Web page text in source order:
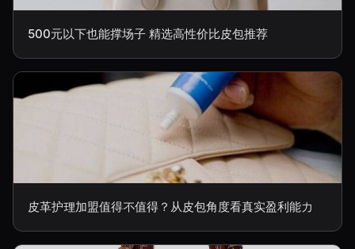
500元以下也能撑场子 精选高性价比皮包推荐
皮革护理加盟值得不值得？从皮包角度看真实盈利能力